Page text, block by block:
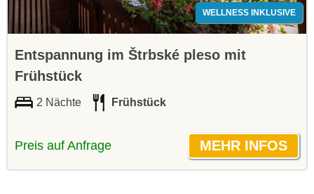
WELLNESS INKLUSIVE
Entspannung im Štrbské pleso mit
Frühstück
2 Nächte Frühstück
Preis auf Anfrage